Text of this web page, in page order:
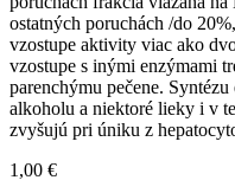
ostatných poruchách /do
vzostupe aktivity viac ako
vzostupe s inými enzýmami
parenchýmu pečene.
alkoholu a niektoré lieky i v
zvyšujú pri úniku z
1,00 €